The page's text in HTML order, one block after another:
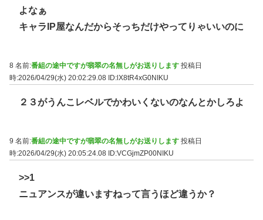
よなぁ
キャラIP屋なんだからそっちだけやってりゃいいのに
8 名前:番組の途中ですが翡翠の名無しがお送りします 投稿日
時:2026/04/29(水) 20:02:29.08 ID:lX8tR4xG0NIKU
２３がうんこレベルでかわいくないのなんとかしろよ
9 名前:番組の途中ですが翡翠の名無しがお送りします 投稿日
時:2026/04/29(水) 20:05:24.08 ID:VCGjmZP00NIKU
>>1
ニュアンスが違いますねって言うほど違うか？